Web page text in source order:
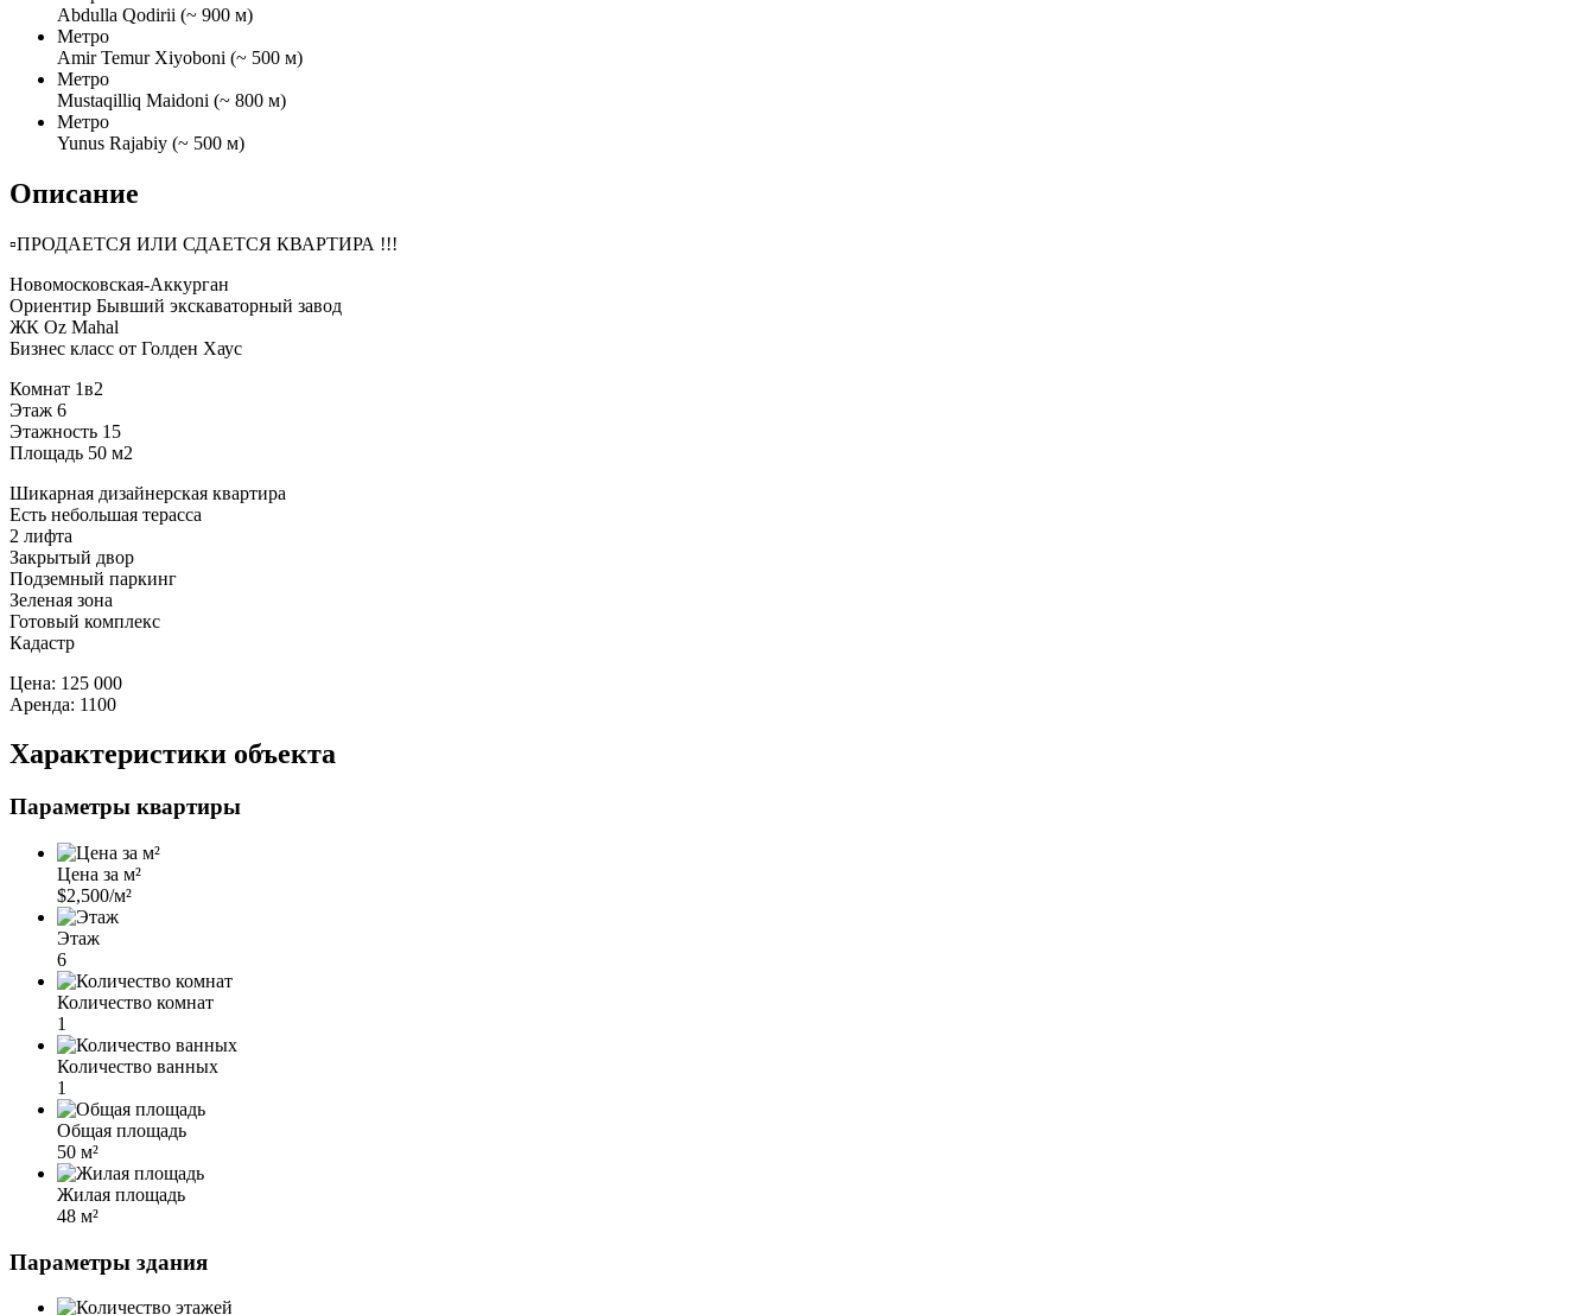
Abdulla Qodirii (~ 900 м)
Метро
Amir Temur Xiyoboni (~ 500 м)
Метро
Mustaqilliq Maidoni (~ 800 м)
Метро
Yunus Rajabiy (~ 500 м)
Описание
▫️ПРОДАЕТСЯ ИЛИ СДАЕТСЯ КВАРТИРА !!!
Новомосковская-Аккурган
Ориентир Бывший экскаваторный завод
ЖК Oz Mahal
Бизнес класс от Голден Хаус
Комнат 1в2
Этаж 6
Этажность 15
Площадь 50 м2
Шикарная дизайнерская квартира
Есть небольшая терасса
2 лифта
Закрытый двор
Подземный паркинг
Зеленая зона
Готовый комплекс
Кадастр
Цена: 125 000
Аренда: 1100
Характеристики объекта
Параметры квартиры
Цена за м²
$2,500/м²
Этаж
6
Количество комнат
1
Количество ванных
1
Общая площадь
50 м²
Жилая площадь
48 м²
Параметры здания